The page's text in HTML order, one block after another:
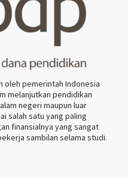
oleh pemerintah Indonesia
melanjutkan pendidikan
negeri maupun luar
salah satu yang paling
finansialnya yang sangat
sambilan selama studi.